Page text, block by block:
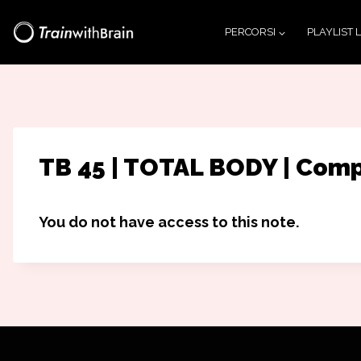
PERCORSI PLAYLIST
TB 45 | TOTAL BODY |
You do not have access to this note.